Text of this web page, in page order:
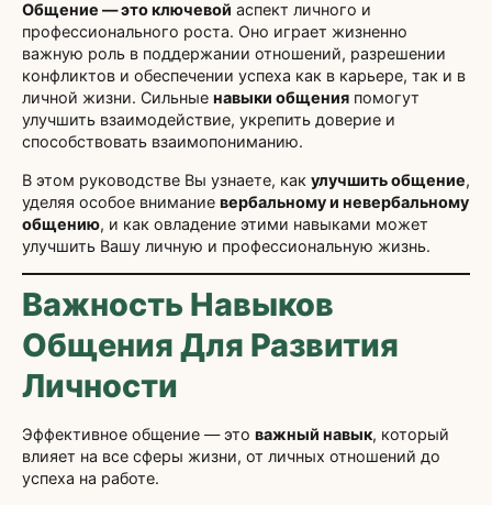
Общение — это ключевой аспект личного и
профессионального роста. Оно играет жизненно
важную роль в поддержании отношений, разрешении
конфликтов и обеспечении успеха как в карьере, так и в
личной жизни. Сильные навыки общения помогут
улучшить взаимодействие, укрепить доверие и
способствовать взаимопониманию.
В этом руководстве Вы узнаете, как улучшить общение,
уделяя особое внимание вербальному и невербальному
общению, и как овладение этими навыками может
улучшить Вашу личную и профессиональную жизнь.
Важность Навыков
Общения Для Развития
Личности
Эффективное общение — это важный навык, который
влияет на все сферы жизни, от личных отношений до
успеха на работе.